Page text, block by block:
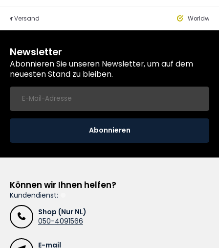
Versand
Newsletter
Abonnieren Sie unseren Newsletter, um auf dem
neuesten Stand zu bleiben.
Abonnieren
Können wir Ihnen helfen?
Kundendienst:
Shop (Nur NL)
050-4091566
E-mail